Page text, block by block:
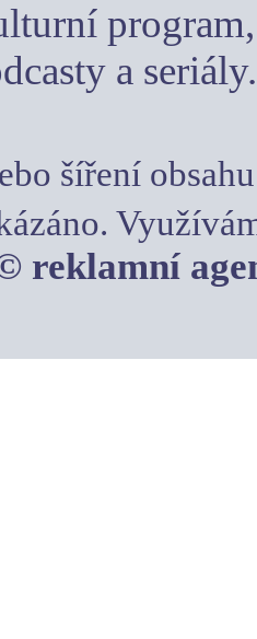
a seriály.
šíření
reklamní